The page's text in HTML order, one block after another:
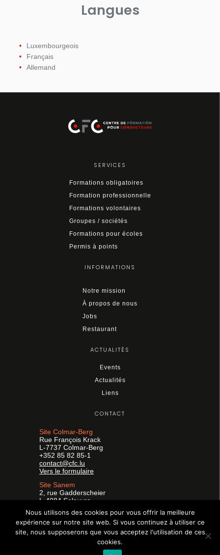
Langues
Luxembourgeois
Français
Allemand
SERVICES
Formations obligatoires
Formation professionnelle
Formations volontaires
Groupes / sociétés
Formations pour écoles
Permis à points
INFORMATIONS
Notre mission
À propos de nous
Jobs
Restaurant
ACTUALITÉS
Events
Actualités
Liens
CONTACT
Site Colmar-Berg
Rue François Krack
L-7737 Colmar-Berg
+352 85 82 85-1
contact@cfc.lu
Vers le formulaire
Site Sanem
2, rue Gadderscheier
L-4984 Soleuvre
+352 26 59 25-1
formpro@cfc.lu
Vers le formulaire
Instagram
Nous utilisons des cookies pour vous offrir la meilleure
expérience sur notre site web. Si vous continuez à utiliser ce
site, nous supposerons que vous acceptez l'utilisation de ces
cookies.